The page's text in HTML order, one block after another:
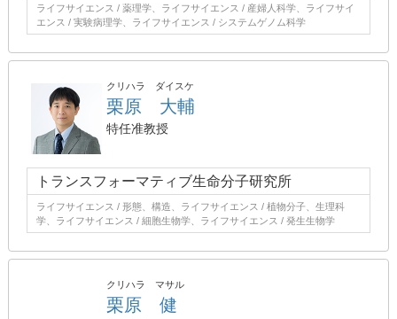
ライフサイエンス / 薬理学、ライフサイエンス / 産婦人科学、ライフサイ
エンス / 実験病理学、ライフサイエンス / システムゲノム科学
クリハラ ダイスケ
栗原 大輔
特任准教授
トランスフォーマティブ生命分子研究所
ライフサイエンス / 形態、構造、ライフサイエンス / 植物分子、生理科
学、ライフサイエンス / 細胞生物学、ライフサイエンス / 発生生物学
クリハラ マサル
栗原 健